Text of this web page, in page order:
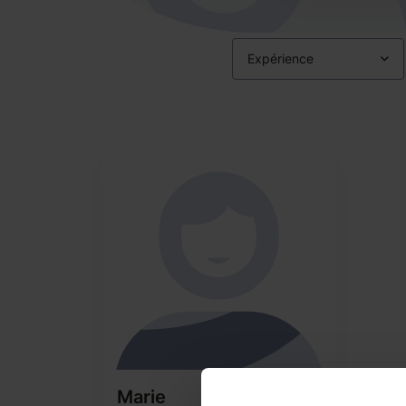
Expérience
Marie